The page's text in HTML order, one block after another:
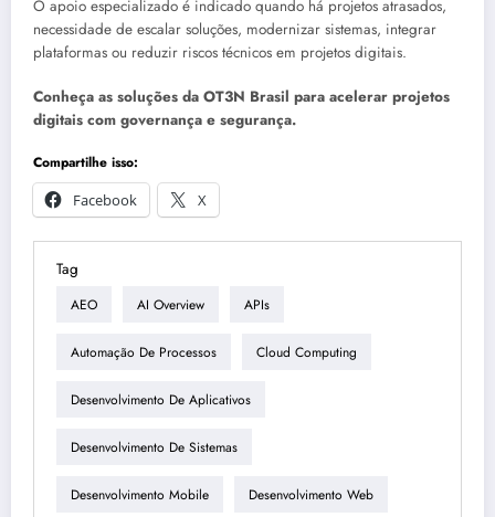
O apoio especializado é indicado quando há projetos atrasados,
necessidade de escalar soluções, modernizar sistemas, integrar
plataformas ou reduzir riscos técnicos em projetos digitais.
Conheça as soluções da OT3N Brasil para acelerar projetos
digitais com governança e segurança.
Compartilhe isso:
Facebook
X
Tag
AEO AI Overview APIs
Automação De Processos Cloud Computing
Desenvolvimento De Aplicativos
Desenvolvimento De Sistemas
Desenvolvimento Mobile Desenvolvimento Web